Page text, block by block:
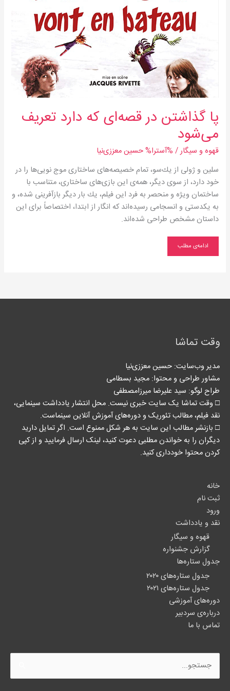
پا گذاشتن در قصه‌ای که دارد تعریف
می‌شود
قهوه و سیگار/ %آسترا%حسین معززی‌نیا
سلین و ژولی از یك‌سو، تمام خصیصه‌های ساختاری موج نویی‌ها را در
خود دارد، از سوی دیگر، همه‌ی این بازی‌های ساختاری، متناسب با
ساختمان ویژه و منحصر به فرد این فیلم، یك بار دیگر بازآفرینی شده، و
به یكدستی و انسجامی رسیده‌اند كه انگار از ابتدا، اختصاصاً برای این
داستان مشخص طراحی شده‌اند.
تعریف
ادامه‌ی مطلب
وقت تماشا
مدیر وب‌سایت: حسین معززی‌نیا
مشاور طراحی و محتوا:‌ مجید بسطامی
طراح لوگو: سید علیرضا میرزامصطفی
□ وقت تماشا یک سایت خبری نیست. محل انتشار یادداشت سینمایی،
نقد فیلم، مطالب تئوریک و دوره‌های آموزش آنلاین سینماست.
□ بازنشر مطالب این سایت به هر شکل ممنوع است. اگر تمایل دارید
دیگران را به خواندن مطلبی دعوت کنید، لینک‌ ارسال فرمایید و از کپی
کردن محتوا خودداری کنید.
خانه
ثبت نام
ورود
نقد و یادداشت
قهوه و سیگار
گزارش جشنواره
جدول ستاره‌ها
جدول ستاره‌های ۲۰۲۰
جدول ستاره‌های ۲۰۲۱
دوره‌های آموزشی
درباره‌ی سردبیر
تماس با ما
جستجو
برای: